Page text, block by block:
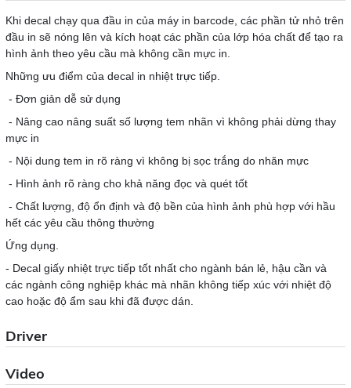
Khi decal chạy qua đầu in của máy in barcode, các phần tử nhỏ trên
đầu in sẽ nóng lên và kích hoạt các phần của lớp hóa chất để tạo ra
hình ảnh theo yêu cầu mà không cần mực in.
Những ưu điểm của decal in nhiệt trực tiếp.
- Đơn giản dễ sử dụng
- Nâng cao nâng suất số lượng tem nhãn vì không phải dừng thay
mực in
- Nội dung tem in rõ ràng vì không bị sọc trắng do nhăn mực
- Hình ảnh rõ ràng cho khả năng đọc và quét tốt
- Chất lượng, độ ổn định và độ bền của hình ảnh phù hợp với hầu
hết các yêu cầu thông thường
Ứng dụng.
- Decal giấy nhiệt trực tiếp tốt nhất cho ngành bán lẻ, hậu cần và
các ngành công nghiệp khác mà nhãn không tiếp xúc với nhiệt độ
cao hoặc độ ẩm sau khi đã được dán.
Driver
Video